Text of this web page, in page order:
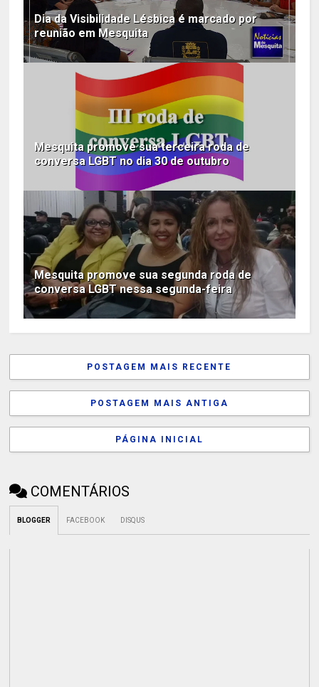
Dia da Visibilidade Lésbica é marcado por
reunião em Mesquita
Mesquita promove sua terceira roda de
conversa LGBT no dia 30 de outubro
Mesquita promove sua segunda roda de
conversa LGBT nessa segunda-feira
POSTAGEM MAIS RECENTE
POSTAGEM MAIS ANTIGA
PÁGINA INICIAL
COMENTÁRIOS
BLOGGER FACEBOOK DISQUS